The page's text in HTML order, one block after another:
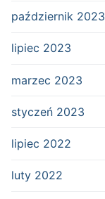
październik 2023
lipiec 2023
marzec 2023
styczeń 2023
lipiec 2022
luty 2022